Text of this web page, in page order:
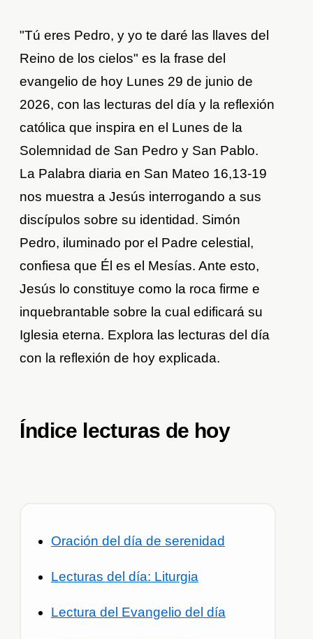
"Tú eres Pedro, y yo te daré las llaves del
Reino de los cielos" es la frase del
evangelio de hoy Lunes 29 de junio de
2026, con las lecturas del día y la reflexión
católica que inspira en el Lunes de la
Solemnidad de San Pedro y San Pablo.
La Palabra diaria en San Mateo 16,13-19
nos muestra a Jesús interrogando a sus
discípulos sobre su identidad. Simón
Pedro, iluminado por el Padre celestial,
confiesa que Él es el Mesías. Ante esto,
Jesús lo constituye como la roca firme e
inquebrantable sobre la cual edificará su
Iglesia eterna. Explora las lecturas del día
con la reflexión de hoy explicada.
Índice lecturas de hoy
Oración del día de serenidad
Lecturas del día: Liturgia
Lectura del Evangelio del día